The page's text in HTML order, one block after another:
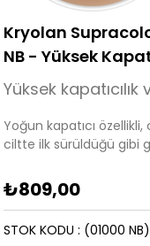
Kryolan
NB - Yüksek
Yüksek
Yoğun kapatıcı
ciltte ilk sürüldüğü gibi
₺809,00
(01000 NB)
STOK KODU